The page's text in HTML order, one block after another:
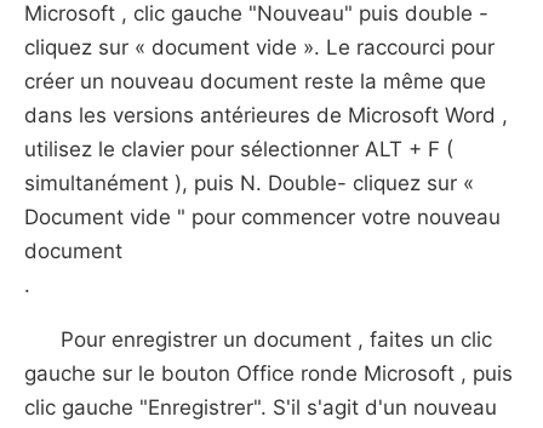
Microsoft , clic gauche "Nouveau" puis double -
cliquez sur « document vide ». Le raccourci pour
créer un nouveau document reste la même que
dans les versions antérieures de Microsoft Word ,
utilisez le clavier pour sélectionner ALT + F (
simultanément ), puis N. Double- cliquez sur «
Document vide " pour commencer votre nouveau
document
.
Pour enregistrer un document , faites un clic
gauche sur le bouton Office ronde Microsoft , puis
clic gauche "Enregistrer". S'il s'agit d'un nouveau